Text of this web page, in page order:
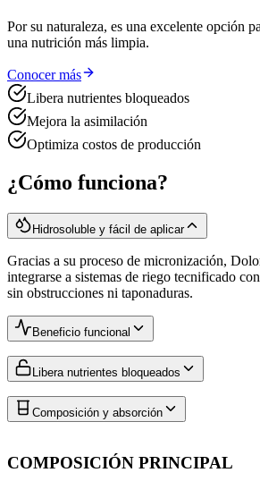
Por su naturaleza, es una excelente opción
una nutrición más limpia.
Conocer más
Libera nutrientes bloqueados
Mejora la asimilación
Optimiza costos de producción
¿Cómo funciona?
Hidrosoluble y fácil de aplicar
Gracias a su proceso de micronización,
integrarse a sistemas de riego tecnificado
sin obstrucciones ni taponaduras.
Beneficio funcional
Libera nutrientes bloqueados
Composición y absorción
COMPOSICIÓN PRINCIPAL